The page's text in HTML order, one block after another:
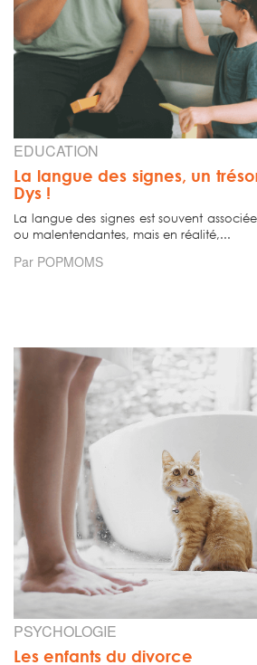
EDUCATION
La langue des signes, un
Dys !
La langue des signes est souvent
ou malentendantes, mais en réalité,...
Par POPMOMS
PSYCHOLOGIE
Les enfants du divorce